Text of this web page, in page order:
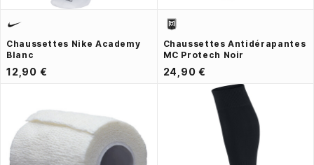
Chaussettes Nike Academy
Blanc
12,90 €
Chaussettes Antidérapantes
MC Protech Noir
24,90 €